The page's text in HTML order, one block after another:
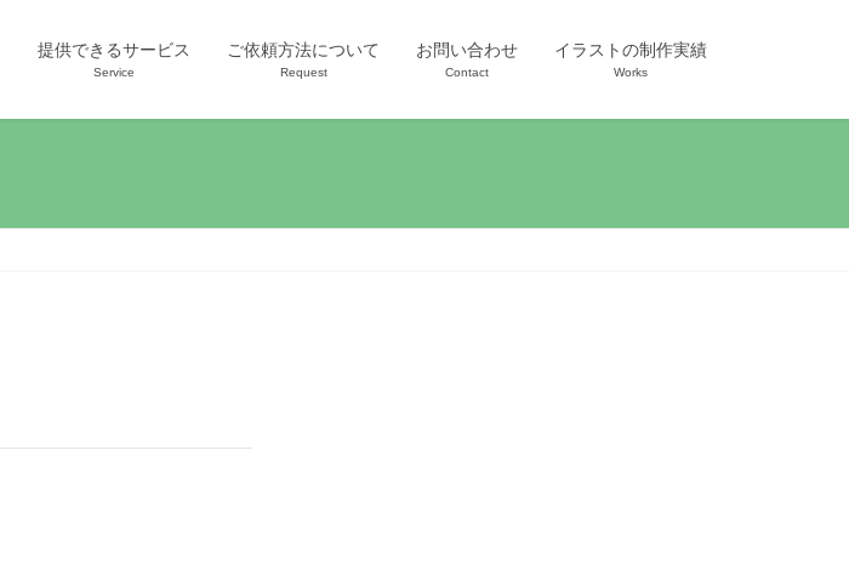
提供できるサービス
Service
ご依頼方法について
Request
お問い合わせ
Contact
イラストの制作実績
Works